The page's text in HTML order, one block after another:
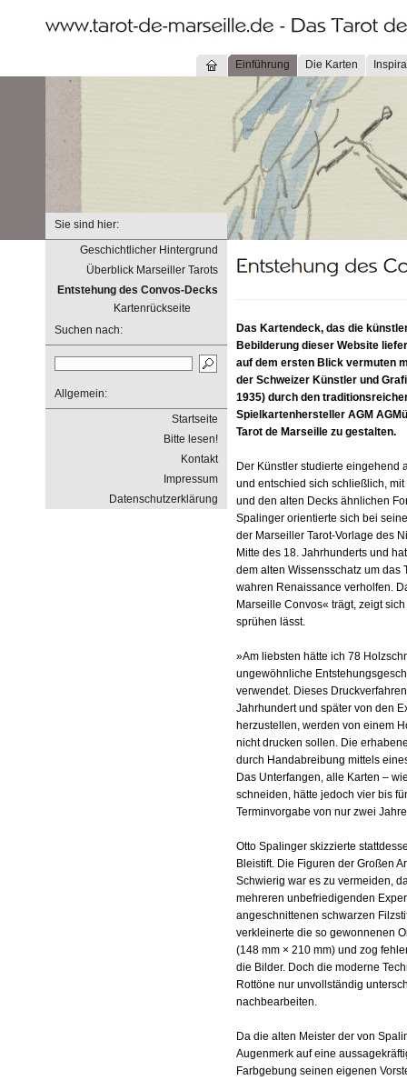
Einführung Die Karten
Sie sind hier:
Geschichtlicher Hintergrund
Überblick Marseiller Tarots
Entstehung des Convos-Decks
Kartenrückseite
Suchen nach:
Allgemein:
Startseite
Bitte lesen!
Kontakt
Impressum
Datenschutzerklärung
Das Kartendeck, das die
Bebilderung dieser Website
auf dem ersten Blick vermuten
der Schweizer Künstler und
1935) durch den
Spielkartenhersteller AGM
Tarot de Marseille zu gestalten.
Der Künstler studierte eingehend
und entschied sich schließlich,
und den alten Decks ähnlichen
Spalinger orientierte sich bei
der Marseiller Tarot-Vorlage des
Mitte des 18. Jahrhunderts und
dem alten Wissensschatz um das
wahren Renaissance verholfen.
Marseille Convos« trägt, zeigt
sprühen lässt.
»Am liebsten hätte ich 78
ungewöhnliche
verwendet. Dieses
Jahrhundert und später von den
herzustellen, werden von einem
nicht drucken sollen. Die
durch Handabreibung mittels
Das Unterfangen, alle Karten –
schneiden, hätte jedoch vier bis
Terminvorgabe von nur zwei
Otto Spalinger skizzierte
Bleistift. Die Figuren der Großen
Schwierig war es zu vermeiden,
mehreren unbefriedigenden
angeschnittenen schwarzen
verkleinerte die so gewonnenen
(148 mm × 210 mm) und zog
die Bilder. Doch die moderne
Rottöne nur unvollständig
nachbearbeiten.
Da die alten Meister der von
Augenmerk auf eine
Farbgebung seinen eigenen